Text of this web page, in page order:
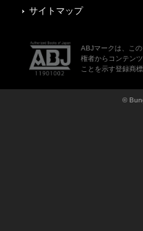
サイトマップ
ABJマークは、こ
権者からコンテン
ことを示す登録商
©